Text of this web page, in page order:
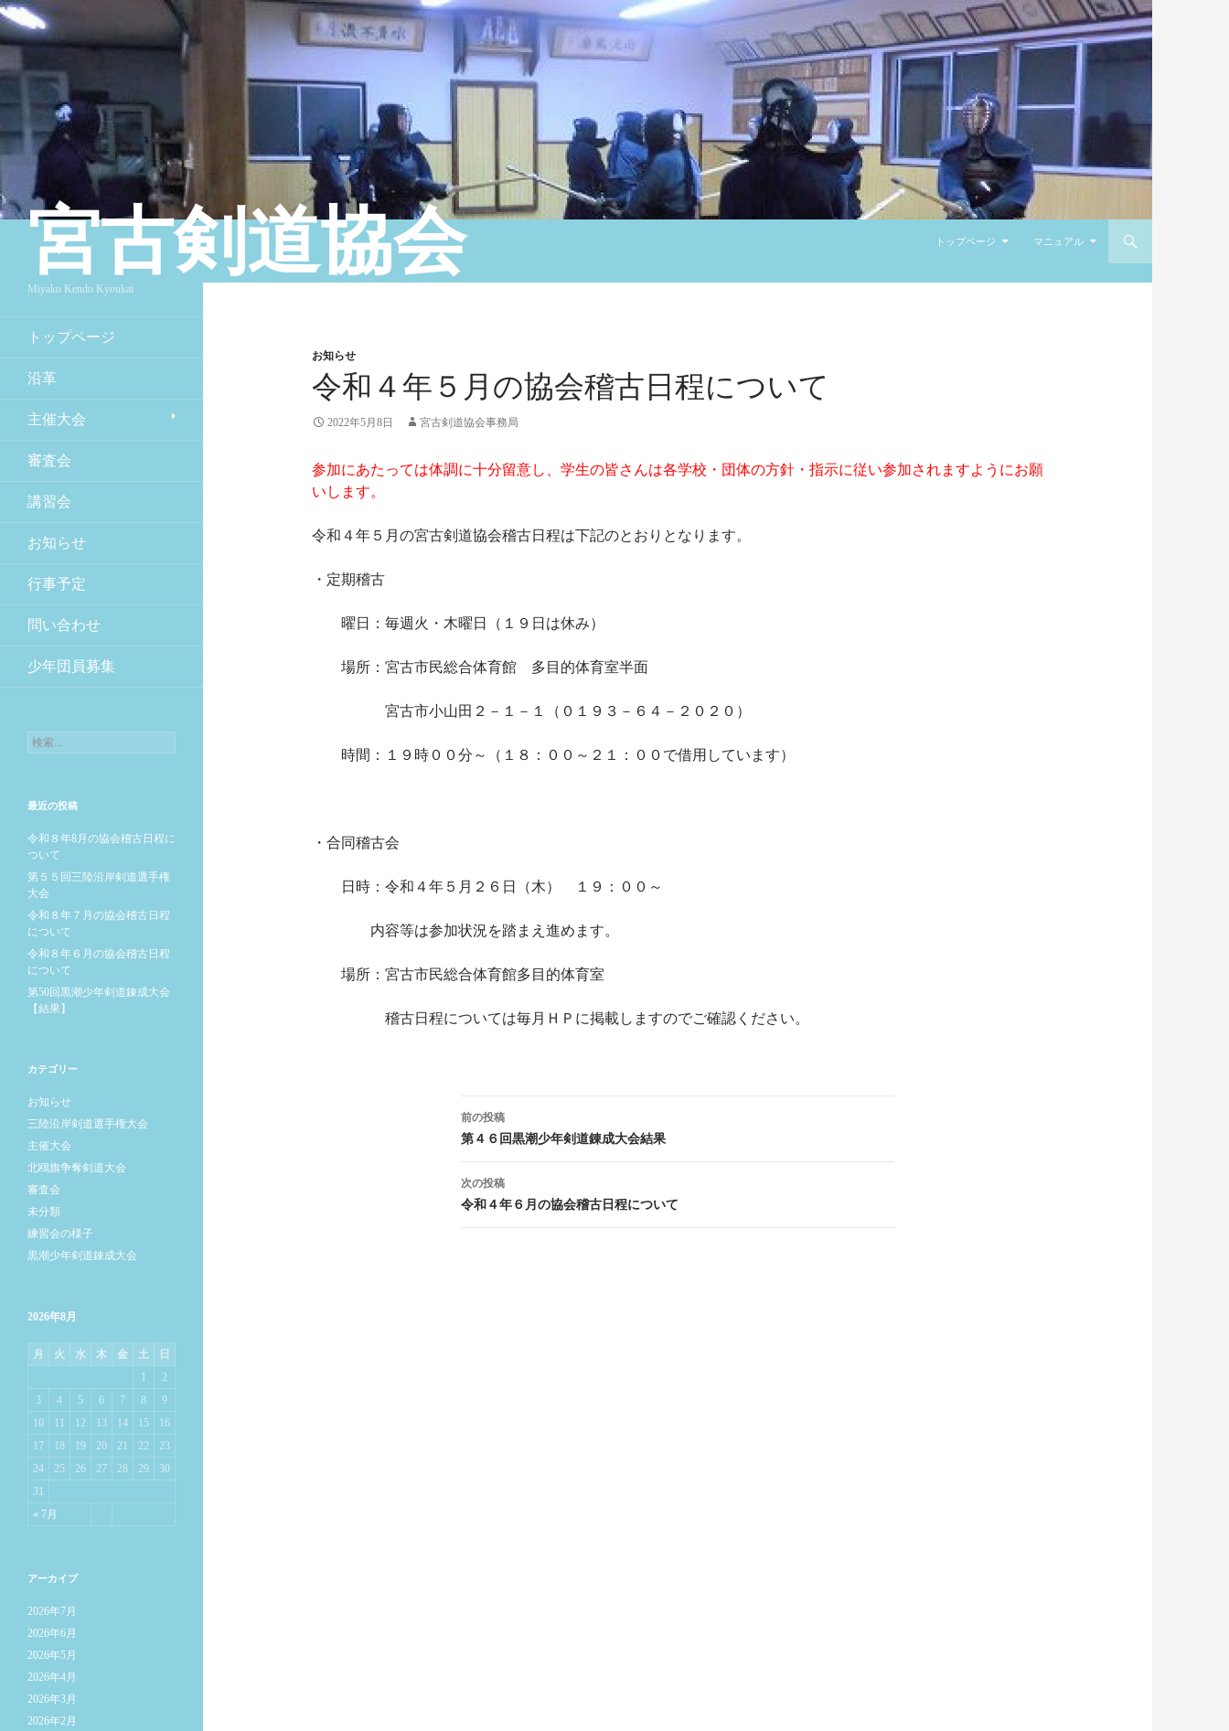
宮古剣道協会
検索
トップページ
マニュアル
お知らせ
令和４年５月の協会稽古日程について
2022年5月8日 宮古剣道協会事務局
参加にあたっては体調に十分留意し、学生の皆さんは各学校・団体の方針・指示に従い参加されますようにお願
いします。
令和４年５月の宮古剣道協会稽古日程は下記のとおりとなります。
・定期稽古
曜日：毎週火・木曜日（１９日は休み）
場所：宮古市民総合体育館 多目的体育室半面
宮古市小山田２－１－１（０１９３－６４－２０２０）
時間：１９時００分～（１８：００～２１：００で借用しています）
・合同稽古会
日時：令和４年５月２６日（木） １９：００～
内容等は参加状況を踏まえ進めます。
場所：宮古市民総合体育館多目的体育室
稽古日程については毎月ＨＰに掲載しますのでご確認ください。
投稿ナビゲーション
前の投稿
第４６回黒潮少年剣道錬成大会結果
次の投稿
令和４年６月の協会稽古日程について
Miyako Kendo Kyoukai
トップページ
沿革
主催大会
審査会
講習会
お知らせ
行事予定
問い合わせ
少年団員募集
検索:
最近の投稿
令和８年8月の協会稽古日程に
ついて
第５５回三陸沿岸剣道選手権
大会
令和８年７月の協会稽古日程
について
令和８年６月の協会稽古日程
について
第50回黒潮少年剣道錬成大会
【結果】
カテゴリー
お知らせ
三陸沿岸剣道選手権大会
主催大会
北鴎旗争奪剣道大会
審査会
未分類
練習会の様子
黒潮少年剣道錬成大会
2026年8月
月 火 水 木 金 土 日
« 7月
1
2
3
4 5 6 7 8
9
10
11 12 13 14 15
16
17
18 19 20 21 22
23
24
25 26 27 28 29
30
31
アーカイブ
2026年7月
2026年6月
2026年5月
2026年4月
2026年3月
2026年2月